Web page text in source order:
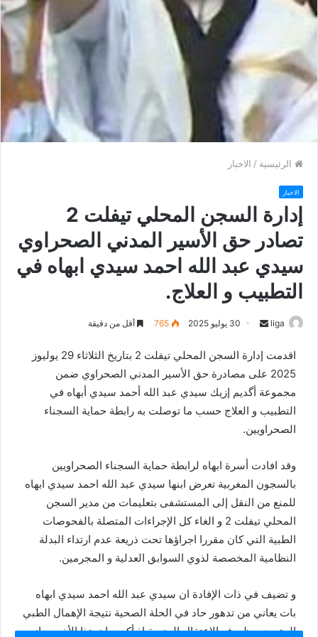
الرئيسية / الاخبار
الاخبار
إدارة السجن المحلي تيفلت 2
تصادر حق الأسير المدني الصحراوي
سيدي عبد الله احمد سيدي ابهاه في
التطبيب و العلاج.
liga
n
d
a
n
30 يوليو 2025 765 أقل من دقيقة
اقدمت إدارة السجن المحلي تيفلت 2 بتاريخ الثلاثاء 29 يوليوز
2025 على مصادرة حق الأسير المدني الصحراوي ضمن
مجموعة أگديم إزيك سيدي عبد الله أحمد سيدي أبهاه في
التطبيب و العلاج حسب ما توصلت به رابطة حماية السجناء
الصحراويين.
وقد افادت أسرة ابهاه لرابطة حماية السجناء الصحراويين
بالسجون المغربية تعرض ابنها سيدي عبد الله احمد سيدي ابهاه
للمنع من النقل إلى المستشفى بتعليمات من مدير السجن
المحلي تيفلت 2 و الغاء كل الإجراءات المتصلة بالفحوصات
الطبية التي كان مقررا اجراؤها تحت ذريعة عدم ارتداء البدلة
النظامية المخصصة لذوي السوابق العدلية و المجرمين.
و تضيف في ذات الإفادة ان سيدي عبد الله احمد سيدي ابهاه
بات يعاني من تدهور حاد في الحلة الصحية نتيجة الإهمال الطبي
المتعمد و ظروف الاعتقال المزرية اذ أكدت ان هذا الأخير يعاني